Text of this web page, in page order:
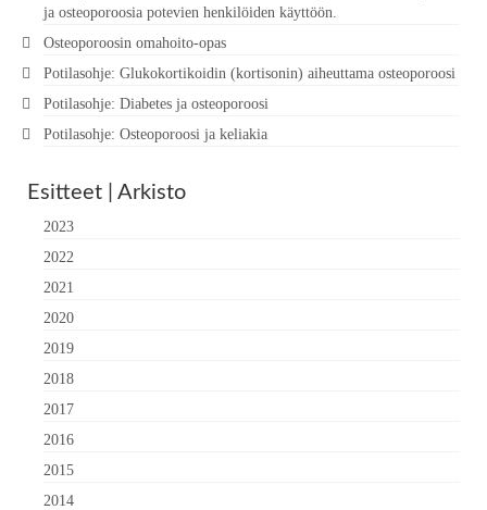
ja osteoporoosia potevien henkilöiden käyttöön.
Osteoporoosin omahoito-opas
Potilasohje: Glukokortikoidin (kortisonin) aiheuttama osteoporoosi
Potilasohje: Diabetes ja osteoporoosi
Potilasohje: Osteoporoosi ja keliakia
Esitteet | Arkisto
2023
2022
2021
2020
2019
2018
2017
2016
2015
2014